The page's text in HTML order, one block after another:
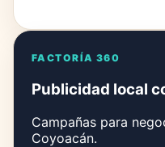
FACTORÍA 360
Publicidad local
Campañas para
Coyoacán.